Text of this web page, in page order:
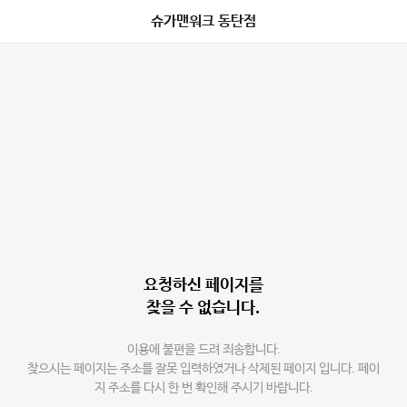
슈가맨워크 동탄점
요청하신 페이지를
찾을 수 없습니다.
이용에 불편을 드려 죄송합니다.
찾으시는 페이지는 주소를 잘못 입력하였거나 삭제된 페이지 입니다. 페이
지 주소를 다시 한 번 확인해 주시기 바랍니다.